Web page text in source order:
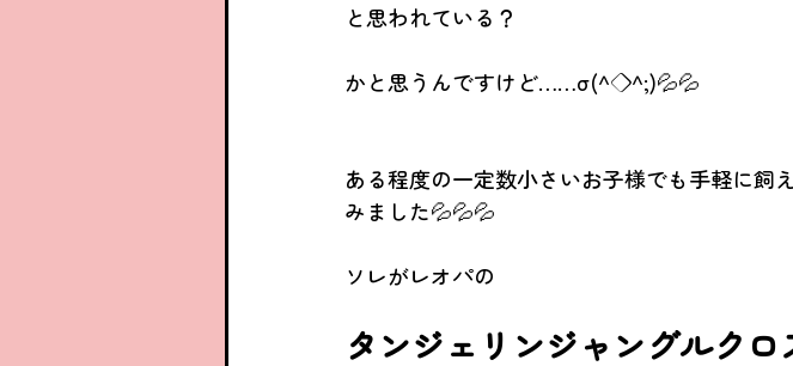
と思われている？
かと思うんですけど……σ(^◇^;)💦💦
ある程度の一定数小さいお子様でも手軽に飼
みました💦💦💦
ソレがレオパの
タンジェリンジャングルクロ